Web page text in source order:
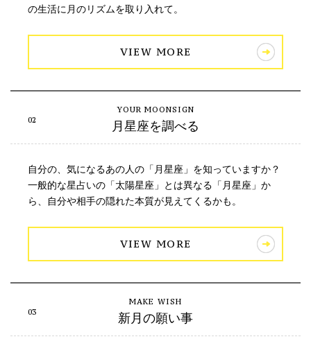
の生活に月のリズムを取り入れて。
VIEW MORE
月星座を調べる
自分の、気になるあの人の「月星座」を知っていますか？
一般的な星占いの「太陽星座」とは異なる「月星座」か
ら、自分や相手の隠れた本質が見えてくるかも。
VIEW MORE
新月の願い事